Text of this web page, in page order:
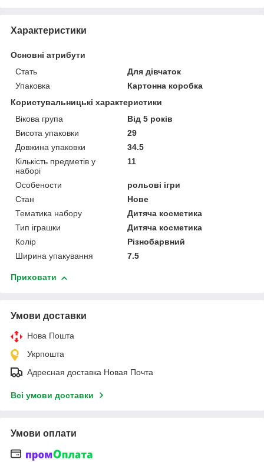
Характеристики
Основні атрибути
Стать
Для дівчаток
Упаковка
Картонна коробка
Користувальницькі характеристики
Вікова група
Від 5 років
Висота упаковки
29
Довжина упаковки
34.5
Кількість предметів у
наборі
11
Особености
рольові ігри
Стан
Нове
Тематика набору
Дитяча косметика
Тип іграшки
Дитяча косметика
Колір
Різнобарвний
Ширина упакування
7.5
Приховати
Умови доставки
Нова Пошта
Укрпошта
Адресная доставка Новая Почта
Всі умови доставки
Умови оплати